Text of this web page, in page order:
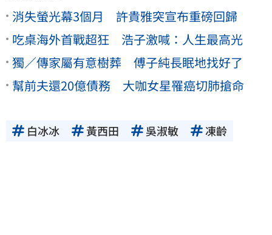
消失螢光幕3個月 許貴雅突宣布重磅回歸
吃桌海外首戰超狂 浩子激喊：人生最高光
獨／傳家屬有意樹葬 傅子純長眠地找好了
幫前夫還20億債務 大咖女星罹癌切肺搶命
白冰冰 黃西田 吳淑敏 凍齡